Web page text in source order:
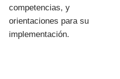
competencias, y
orientaciones para su
implementación.